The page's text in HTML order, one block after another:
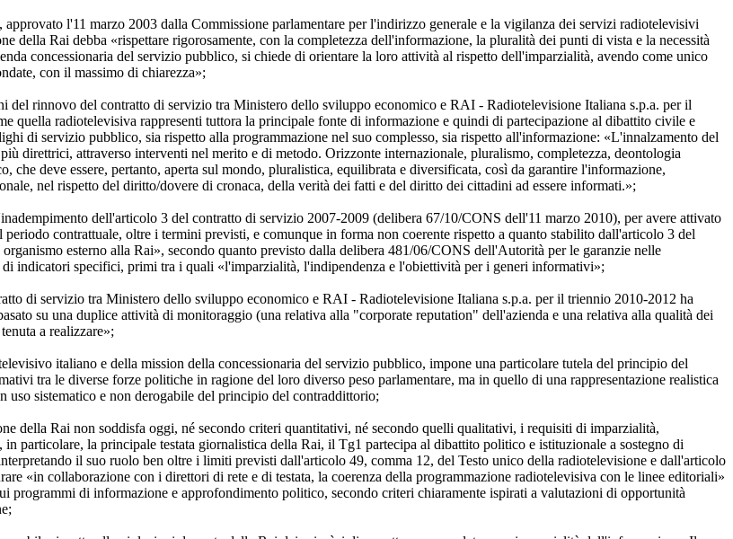
l'11 marzo 2003 dalla Commissione parlamentare per l'indirizzo generale e la vigilanza dei servizi radiotelevisivi
della Rai debba «rispettare rigorosamente, con la completezza dell'informazione, la pluralità dei punti di vista e la necessità
concessionaria del servizio pubblico, si chiede di orientare la loro attività al rispetto dell'imparzialità, avendo come unico
con il massimo di chiarezza»;
rinnovo del contratto di servizio tra Ministero dello sviluppo economico e RAI - Radiotelevisione Italiana s.p.a. per il
quella radiotelevisiva rappresenti tuttora la principale fonte di informazione e quindi di partecipazione al dibattito civile e
di servizio pubblico, sia rispetto alla programmazione nel suo complesso, sia rispetto all'informazione: «L'innalzamento del
direttrici, attraverso interventi nel merito e di metodo. Orizzonte internazionale, pluralismo, completezza, deontologia
deve essere, pertanto, aperta sul mondo, pluralistica, equilibrata e diversificata, così da garantire l'informazione,
nel rispetto del diritto/dovere di cronaca, della verità dei fatti e del diritto dei cittadini ad essere informati.»;
dell'articolo 3 del contratto di servizio 2007-2009 (delibera 67/10/CONS dell'11 marzo 2010), per avere attivato
contrattuale, oltre i termini previsti, e comunque in forma non coerente rispetto a quanto stabilito dall'articolo 3 del
esterno alla Rai», secondo quanto previsto dalla delibera 481/06/CONS dell'Autorità per le garanzie nelle
indicatori specifici, primi tra i quali «l'imparzialità, l'indipendenza e l'obiettività per i generi informativi»;
di servizio tra Ministero dello sviluppo economico e RAI - Radiotelevisione Italiana s.p.a. per il triennio 2010-2012 ha
su una duplice attività di monitoraggio (una relativa alla "corporate reputation" dell'azienda e una relativa alla qualità dei
a realizzare»;
italiano e della mission della concessionaria del servizio pubblico, impone una particolare tutela del principio del
tra le diverse forze politiche in ragione del loro diverso peso parlamentare, ma in quello di una rappresentazione realistica
sistematico e non derogabile del principio del contraddittorio;
della Rai non soddisfa oggi, né secondo criteri quantitativi, né secondo quelli qualitativi, i requisiti di imparzialità,
particolare, la principale testata giornalistica della Rai, il Tg1 partecipa al dibattito politico e istituzionale a sostegno di
il suo ruolo ben oltre i limiti previsti dall'articolo 49, comma 12, del Testo unico della radiotelevisione e dall'articolo
«in collaborazione con i direttori di rete e di testata, la coerenza della programmazione radiotelevisiva con le linee editoriali»
programmi di informazione e approfondimento politico, secondo criteri chiaramente ispirati a valutazioni di opportunità